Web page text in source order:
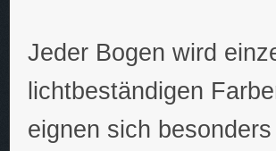
Jeder Bogen wird
lichtbeständigen
eignen sich